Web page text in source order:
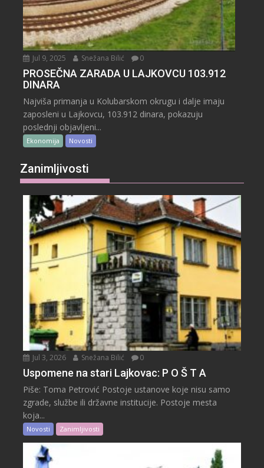
Jul 9, 2025 Snežana Bilić 0
PROSEČNA ZARADA U LAJKOVCU 103.912
DINARA
Najviša primanja u Kolubarskom okrugu i dalje imaju
zaposleni u Lajkovcu, 103.912 dinara, pokazuju
poslednji objavljeni...
Ekonomija Novosti
Zanimljivosti
Jul 3, 2026 Snežana Bilić 0
Uspomene na stari Lajkovac: P O Š T A
Piše: Toma Petrović Postoje ustanove koje nisu samo
zgrade, službe ili državne institucije. Postoje mesta
koja...
Novosti Zanimljivosti